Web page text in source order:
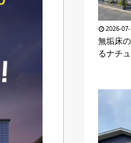
2026-
無垢床
るナチ